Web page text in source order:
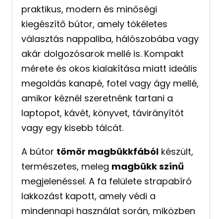
praktikus, modern és minőségi
kiegészítő bútor, amely tökéletes
választás nappaliba, hálószobába vagy
akár dolgozósarok mellé is. Kompakt
mérete és okos kialakítása miatt ideális
megoldás kanapé, fotel vagy ágy mellé,
amikor kéznél szeretnénk tartani a
laptopot, kávét, könyvet, távirányítót
vagy egy kisebb tálcát.
A bútor tömör magbükkfából készült,
természetes, meleg magbükk színű
megjelenéssel. A fa felülete strapabíró
lakkozást kapott, amely védi a
mindennapi használat során, miközben